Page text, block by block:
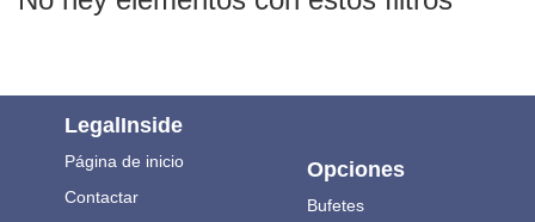
LegalInside
Página de inicio
Contactar
Opciones
Bufetes